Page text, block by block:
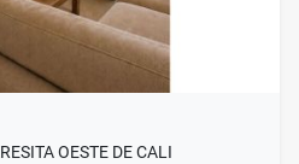
OESTE DE CALI